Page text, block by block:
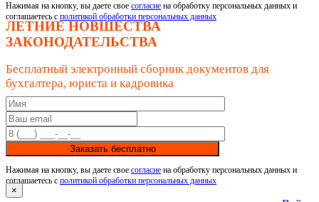
Нажимая на кнопку, вы даете свое согласие на обработку персональных данных и
соглашаетесь с политикой обработки персональных данных
ЛЕТНИЕ НОВШЕСТВА
ЗАКОНОДАТЕЛЬСТВА
Бесплатный электронный сборник документов для
бухгалтера, юриста и кадровика
Заказать бесплатно
Нажимая на кнопку, вы даете свое согласие на обработку персональных данных и
соглашаетесь с политикой обработки персональных данных
×